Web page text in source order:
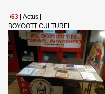
/63 Actus
BOYCOTT CULTUREL